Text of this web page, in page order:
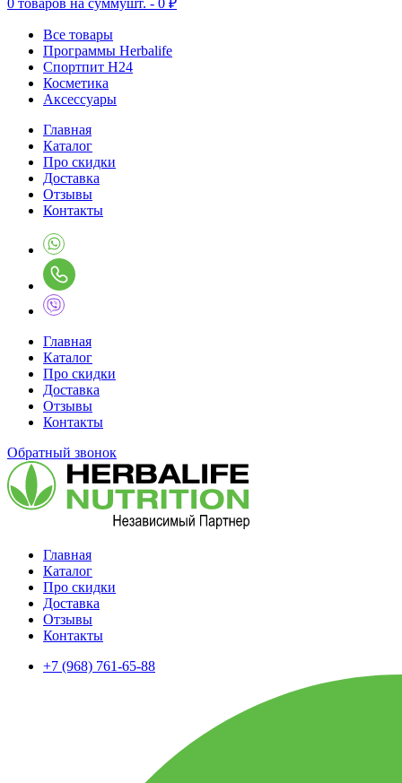
0 товаров на суммушт. - 0 ₽
Все товары
Программы Herbalife
Спортпит H24
Косметика
Аксессуары
Главная
Каталог
Про скидки
Доставка
Отзывы
Контакты
Главная
Каталог
Про скидки
Доставка
Отзывы
Контакты
Обратный звонок
Главная
Каталог
Про скидки
Доставка
Отзывы
Контакты
+7 (968) 761-65-88